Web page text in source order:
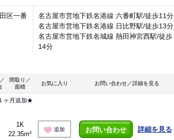
区一番
名古屋市営地下鉄名港線 六番町駅/徒歩11分
名古屋市営地下鉄名港線 日比野駅/徒歩13分
名古屋市営地下鉄名城線 熱田神宮西駅/徒歩
14分
間取り／
面積
お気に入り お問い合わせ／詳細を見る
ヶ月追加★
1K
22.35m²
追加 お問い合わせ 詳細を見る